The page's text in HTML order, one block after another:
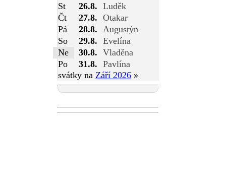
St
26.8. Luděk
Čt
27.8. Otakar
Pá
28.8.
Augustýn
So
29.8. Evelína
Ne
30.8. Vladěna
Po
31.8. Pavlína
svátky na Září 2026 »